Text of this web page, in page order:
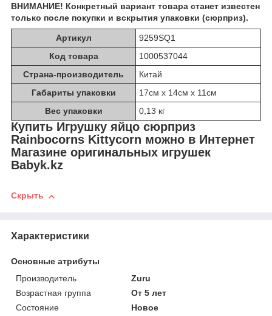
ВНИМАНИЕ! Конкретный вариант товара станет известен
только после покупки и вскрытия упаковки (сюрприз).
Артикул
9259SQ1
Код товара
1000537044
Страна-производитель
Китай
Габариты упаковки
17см x 14см x 11см
Вес упаковки
0,13 кг
Купить Игрушку яйцо сюрприз
Rainbocorns Kittycorn можно в Интернет
Магазине оригинальных игрушек
Babyk.kz
Скрыть
Характеристики
Основные атрибуты
Производитель
Zuru
Возрастная группа
От 5 лет
Состояние
Новое